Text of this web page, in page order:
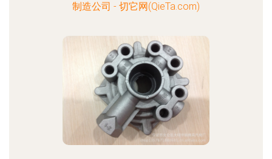
制造公司 - 切它网(QieTa.com)